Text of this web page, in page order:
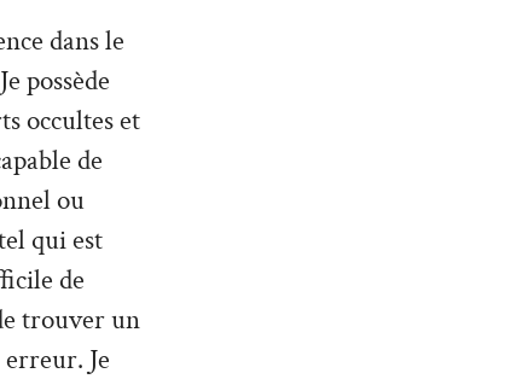
dans le
possède
occultes et
de
ou
qui est
de
trouver un
Je